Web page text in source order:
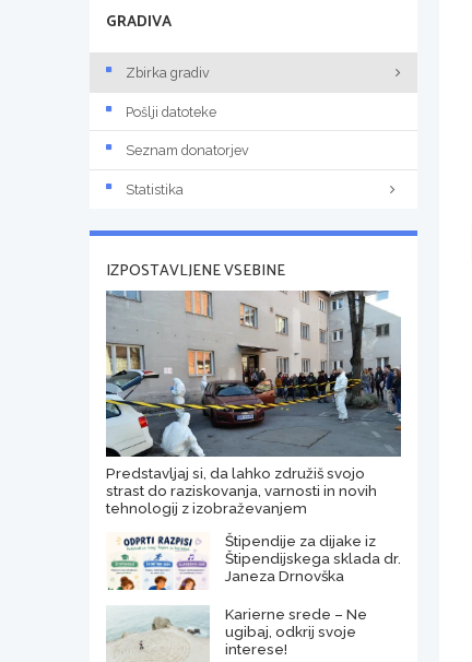
GRADIVA
Zbirka gradiv
Pošlji datoteke
Seznam donatorjev
Statistika
IZPOSTAVLJENE VSEBINE
Predstavljaj si, da lahko združiš svojo
strast do raziskovanja, varnosti in novih
tehnologij z izobraževanjem
Štipendije za dijake iz
Štipendijskega sklada dr.
Janeza Drnovška
Karierne srede – Ne
ugibaj, odkrij svoje
interese!